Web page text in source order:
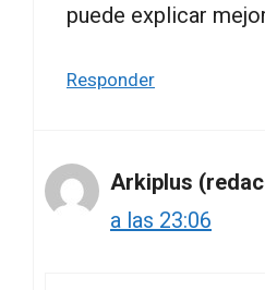
puede explicar
Responder
Arkiplus
a las 23:06